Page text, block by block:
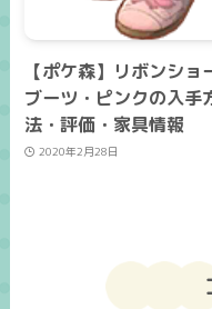
【ポケ森】リボンショ
ブーツ・ピンクの入手
法・評価・家具情報
2020年2月28日